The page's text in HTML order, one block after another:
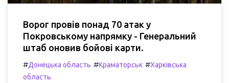
Ворог провів понад 70 атак у
Покровському напрямку - Генеральний
штаб оновив бойові карти.
#Донецька область #Краматорськ #Харківська
область